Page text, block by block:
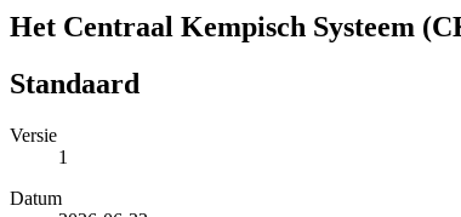
Het Centraal Kempisch Systeem
Standaard
Versie
1
Datum